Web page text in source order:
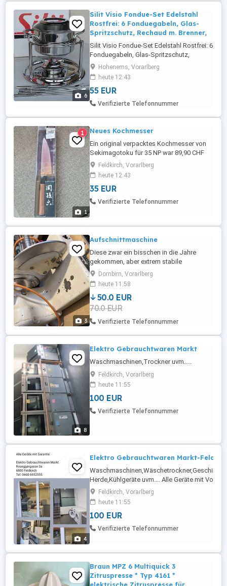
6
Silit Visio Fondue-Set Edelstahl
Rostfrei: 6 Fonduegabeln, Glas-
Spritzschutz, Rechaud m. Brenner,
Silit Visio Fondue-Set Edelstahl Rostfrei: 6
Fonduegabeln, Glas-Spritzschutz,
Rechaud m. Brenner,
Sicherheitsbrennpaste u. Unterteller 16 cm
WIE NEU, nur 1x gebraucht 55,-- Silit ist
eine Marke von WMF . Sie produziert
qualitativ hochwertige Produkte zu
Jahren ...
Hohenems, Vorarlberg
heute 12:43
55 EUR
Verifizierte Telefonnummer
1
1 Neues Kochmesser
Ein original verpacktes Kochmesser von
Sekimagotoku für 35 NP war 89,90 CHF
Feldkirch, Vorarlberg
heute 12:43
35 EUR
Verifizierte Telefonnummer
3
Aufschnittmaschine
Diese zwar ein bisschen in die Jahre
gekommen, aber extrem stabile
Aufschnittmaschine funktioniert
einwandfrei
Dornbirn, Vorarlberg
heute 11:58
50.0 EUR
70.0 EUR
Verifizierte Telefonnummer
8
Elektro Gebrauchtwaren Markt
Waschmaschinen,Trockner uvm.....
Feldkirch, Vorarlberg
heute 11:55
100 EUR
Verifizierte Telefonnummer
4
Elektro Gebrauchtwaren Markt-
Herde,Kühlgeräte uvm.... Alle Geräte mit
Rossegergasse 3a 6800 Feldkirch Tel:
Feldkirch, Vorarlberg
heute 11:55
100 EUR
Verifizierte Telefonnummer
Braun MPZ 6 Multiquick 3
Zitruspresse * Typ 4161 *